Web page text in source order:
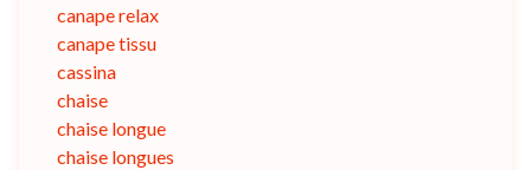
canape relax
canape tissu
cassina
chaise
chaise longue
chaise longues